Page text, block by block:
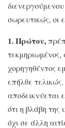
σωρευτικώς, οι
1.Πρώτον,
τεκμηριωμένος,
χορηγηθέντος
επήλθε
αποδεικνύεται
ότι η βλάβη της
όχι σε άλλη